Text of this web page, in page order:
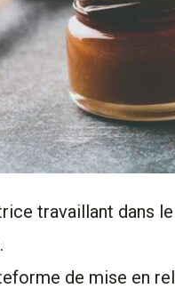
travaillant dans
de mise en